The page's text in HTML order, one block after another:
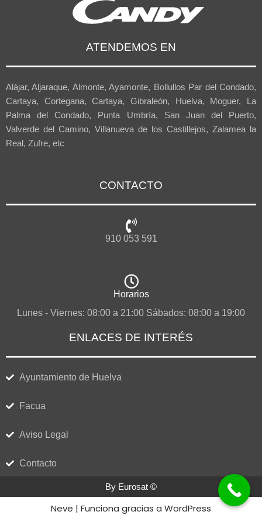
ATENDEMOS EN
Alájar, Aljaraque, Almonte, Ayamonte, Bollullos Par del Condado,
Cartaya, Cortegana, Cartaya, Gibraleón, Huelva, Moguer, La
Palma del Condado, Punta Umbría, San Juan del Puerto,
Valverde del Camino, Villanueva de los Castillejos, Zalamea la
Real, Zufre, etc
CONTACTO
910 053 591
Horarios
Lunes - Viernes: 08:00 a 21:00 Sábados: 08:00 a 19:00
ENLACES DE INTERÉS
Ayuntamiento de Huelva
Facua
Aviso Legal
Contacto
By Eurosat ©
Neve | Funciona gracias a WordPress